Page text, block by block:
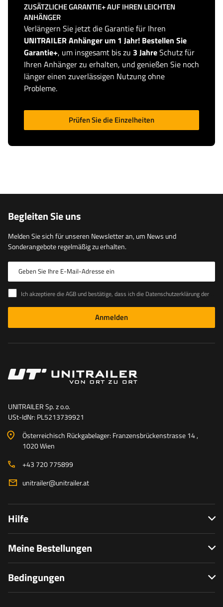
ZUSÄTZLICHE GARANTIE+ AUF IHREN LEICHTEN
ANHÄNGER
Verlängern Sie jetzt die Garantie für Ihren
UNITRAILER Anhänger um 1 Jahr! Bestellen Sie
Garantie+, um insgesamt bis zu 3 JahreSchutz für
Ihren Anhänger zu erhalten, und genießen Sie noch
länger einen zuverlässigen Nutzung ohne
Probleme.
Prüfen Sie die Einzelheiten
Begleiten Sie uns
Melden Sie sich für unseren Newsletter an, um News und
Sonderangebote regelmäßig zu erhalten.
Geben Sie Ihre E-Mail-Adresse ein
Ich akzeptiere die AGB und bestätige, dass ich die Datenschutzerklärung der Website zur Kenntnis genommen habe
Anmelden
UNITRAILER Sp. z o.o.
USt-IdNr: PL5213739921
Österreichisch Rückgabelager: Franzensbrückenstrasse 14 ,
1020 Wien
+43 720 775899
unitrailer@unitrailer.at
Hilfe
Meine Bestellungen
Bedingungen